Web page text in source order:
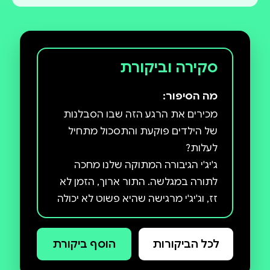
סקירה וביקורת
מה הסיפור:
מכירים את הרגע הזה שבו הסבלנות
של הילדים פוקעת והתסכול מתחיל
ג'יג'י הגיבורה המתוקה שלנו מחכה
לתורה במגלשה. התור ארוך, הזמן לא
זז, וג'יג'י מרגישה שהיא פשוט לא יכולה
לחכות יותר! דרך החוויה של ג'יג'י,
הילדים שלכם יגלו שגם רגעים של
המתנה יכולים להפוך להזדמנות
לכל הביקורות הוסף ביקורת